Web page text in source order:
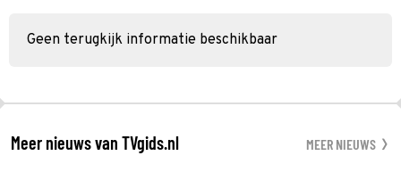
Geen terugkijk informatie beschikbaar
Meer nieuws van TVgids.nl MEER NIEUWS